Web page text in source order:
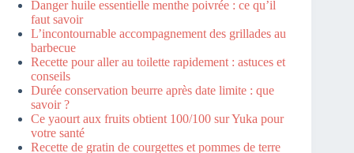
Danger huile essentielle menthe poivrée : ce qu’il
faut savoir
L’incontournable accompagnement des grillades au
barbecue
Recette pour aller au toilette rapidement : astuces et
conseils
Durée conservation beurre après date limite : que
savoir ?
Ce yaourt aux fruits obtient 100/100 sur Yuka pour
votre santé
Recette de gratin de courgettes et pommes de terre